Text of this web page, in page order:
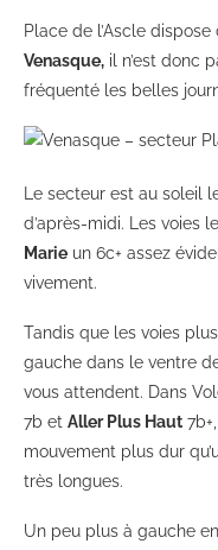
Place de l’Ascle
Venasque, il n’est donc
fréquenté les belles
Le secteur est au soleil
d’après-midi. Les voies
Marie un 6c+ assez
vivement.
Tandis que les voies
gauche dans le ventre
vous attendent. Dans
7b et Aller Plus Haut
mouvement plus dur
très longues.
Un peu plus à gauche